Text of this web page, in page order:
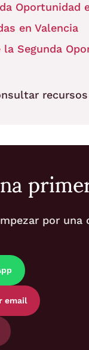
Oportunidad
en Valencia
Segunda
por
email